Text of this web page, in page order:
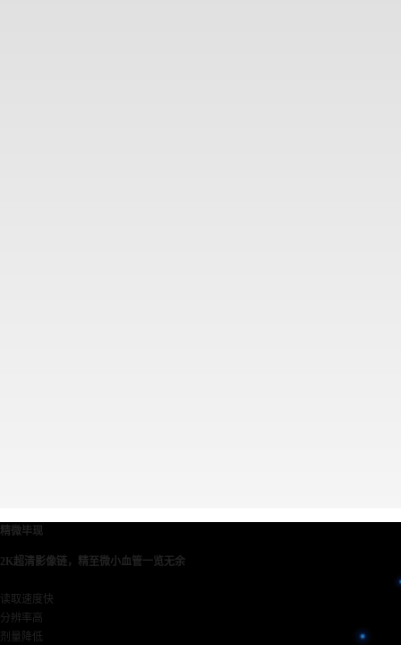
精微毕现
2K超清影像链，精至微小血管一览无余
读取速度快
分辨率高
剂量降低